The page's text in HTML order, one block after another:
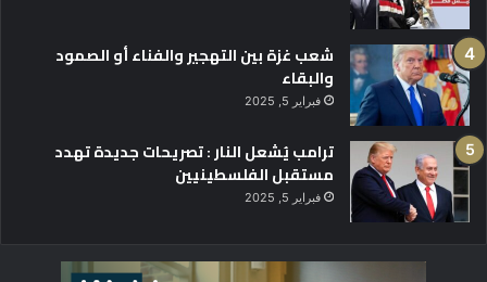
شعب غزة بين التهجير والفناء أو الصمود
والبقاء
فبراير 5, 2025
ترامب يُشعل النار : تصريحات جديدة تهدد
مستقبل الفلسطينيين
فبراير 5, 2025